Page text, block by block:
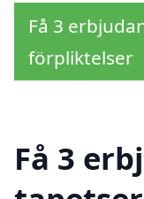
Få 3
förpliktelser
Få 3